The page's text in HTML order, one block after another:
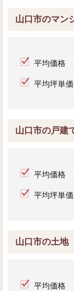
山口市のマン
平均価格
平均坪単
山口市の戸建
平均価格
平均坪単
山口市の土地
平均価格